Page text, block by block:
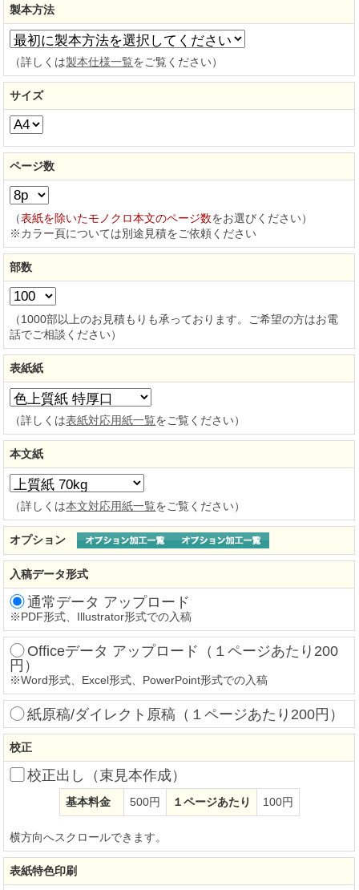
製本方法
（詳しくは製本仕様一覧をご覧ください）
サイズ
ページ数
（表紙を除いたモノクロ本文のページ数をお選びください）
※カラー頁については別途見積をご依頼ください
部数
（1000部以上のお見積もりも承っております。ご希望の方はお電
話でご相談ください）
表紙紙
（詳しくは表紙対応用紙一覧をご覧ください）
本文紙
（詳しくは本文対応用紙一覧をご覧ください）
オプション
入稿データ形式
通常データ アップロード
※PDF形式、Illustrator形式での入稿
Officeデータ アップロード（１ページあたり200
円）
※Word形式、Excel形式、PowerPoint形式での入稿
紙原稿/ダイレクト原稿（１ページあたり200円）
校正
校正出し（束見本作成）
基本料金 500円 １ページあたり 100円
横方向へスクロールできます。
表紙特色印刷